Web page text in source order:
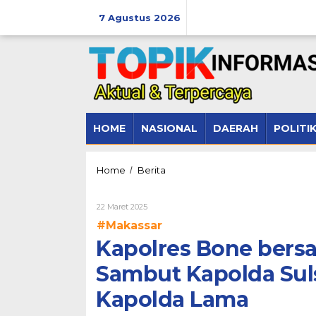
7 Agustus 2026
HOME NASIONAL DAERAH POLITIK
Home / Berita
Kapolda
Sulsel
Baru
dan
Pelepasan
Kapolda
22 Maret 2025Oleh
#Makassar
Kapolres Bone
Sambut Kapolda
Kapolda Lama